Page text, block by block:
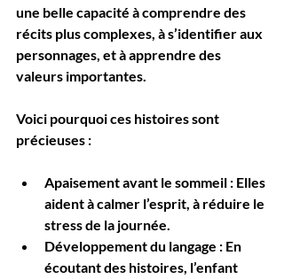
une belle capacité à comprendre des
récits plus complexes, à s’identifier aux
personnages, et à apprendre des
valeurs importantes.
Voici pourquoi ces histoires sont
précieuses :
Apaisement avant le sommeil : Elles
aident à calmer l’esprit, à réduire le
stress de la journée.
Développement du langage : En
écoutant des histoires, l’enfant